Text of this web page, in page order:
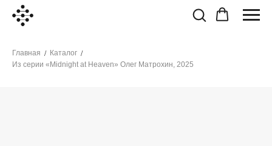
Главная / Каталог /
Из серии «Midnight at Heaven» Олег Матрохин, 2025